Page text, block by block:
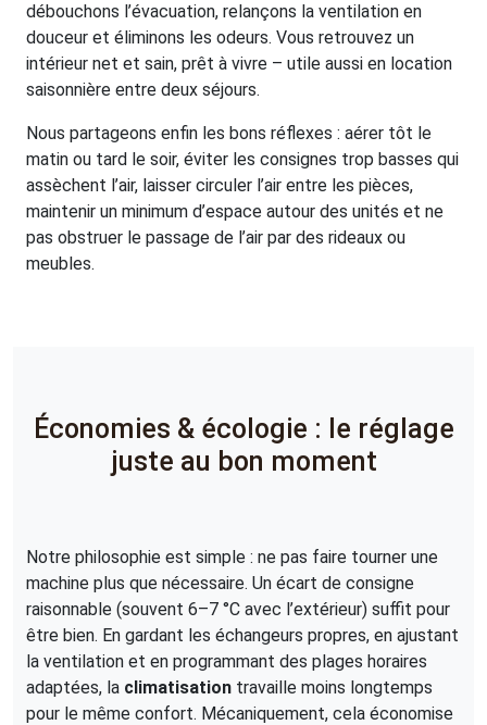
débouchons l’évacuation, relançons la ventilation en
douceur et éliminons les odeurs. Vous retrouvez un
intérieur net et sain, prêt à vivre – utile aussi en location
saisonnière entre deux séjours.
Nous partageons enfin les bons réflexes : aérer tôt le
matin ou tard le soir, éviter les consignes trop basses qui
assèchent l’air, laisser circuler l’air entre les pièces,
maintenir un minimum d’espace autour des unités et ne
pas obstruer le passage de l’air par des rideaux ou
meubles.
Économies & écologie : le réglage
juste au bon moment
Notre philosophie est simple : ne pas faire tourner une
machine plus que nécessaire. Un écart de consigne
raisonnable (souvent 6–7 °C avec l’extérieur) suffit pour
être bien. En gardant les échangeurs propres, en ajustant
la ventilation et en programmant des plages horaires
adaptées, la climatisation travaille moins longtemps
pour le même confort. Mécaniquement, cela économise